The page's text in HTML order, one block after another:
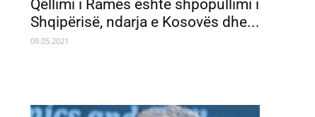
Qëllimi i Ramës është shpopullimi i
Shqipërisë, ndarja e Kosovës dhe...
09.05.2021